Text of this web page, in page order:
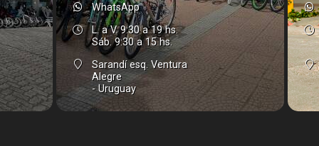
WhatsApp
L. a V. 9:30 a 19 hs.
Sáb. 9:30 a 15 hs.
Sarandí esq. Ventura
Alegre
- Uruguay